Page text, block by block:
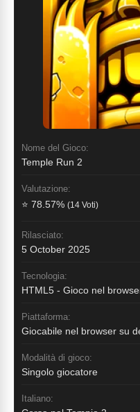
Nome del Gioco:
Temple Run 2
Valutazione:
⭐ 78.57% (14 Voti)
Rilasciato:
5 October 2025
Tecnologia:
HTML5 - Gioco nel
Piattaforma:
Giocabile nel browser su
Modalità di gioco:
Singolo giocatore
Italiano: